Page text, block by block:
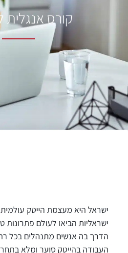
קורס אנגלית
ישראל היא מעצמת הייטק
ישראליות הביאו לעולם פתרונות
הדרך בה אנשים מתנהלים בכל
העבודה בהייטק סוער ומלא